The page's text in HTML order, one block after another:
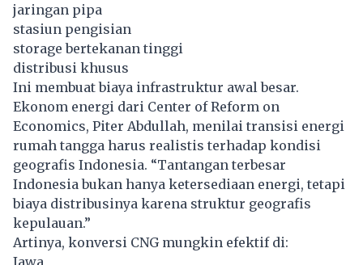
jaringan pipa
stasiun pengisian
storage bertekanan tinggi
distribusi khusus
Ini membuat biaya infrastruktur awal besar.
Ekonom energi dari Center of Reform on
Economics, Piter Abdullah, menilai transisi energi
rumah tangga harus realistis terhadap kondisi
geografis Indonesia. “Tantangan terbesar
Indonesia bukan hanya ketersediaan energi, tetapi
biaya distribusinya karena struktur geografis
kepulauan.”
Artinya, konversi CNG mungkin efektif di:
Jawa